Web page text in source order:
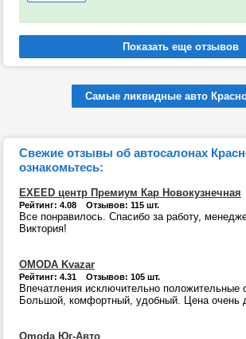
Самые ликвидные авто
Свежие отзывы об автосалонах
ознакомьтесь:
EXEED центр Премиум Кар Новокузнечная
Рейтинг: 4.08 Отзывов: 115 шт.
Все понравилось. Спасибо за работу,
Виктория!
OMODA Kvazar
Рейтинг: 4.31 Отзывов: 105 шт.
Впечатления исключительно положительные
Большой, комфортный, удобный. Цена очень
Omoda Юг-Авто